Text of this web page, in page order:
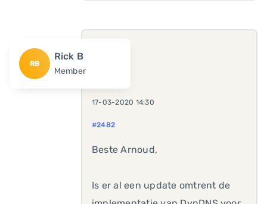
RB
Rick B
Member
17-03-2020 14:30
#2482
Beste Arnoud,
Is er al een update omtrent de